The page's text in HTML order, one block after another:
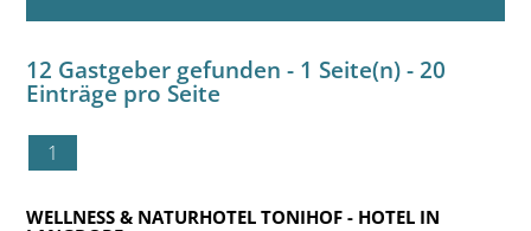
12 Gastgeber gefunden - 1 Seite(n) - 20
Einträge pro Seite
1
WELLNESS & NATURHOTEL TONIHOF- HOTEL IN